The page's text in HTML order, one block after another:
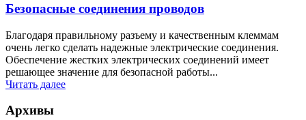
Безопасные соединения проводов
Благодаря правильному разъему и качественным клеммам
очень легко сделать надежные электрические соединения.
Обеспечение жестких электрических соединений имеет
решающее значение для безопасной работы...
Читать далее
Архивы